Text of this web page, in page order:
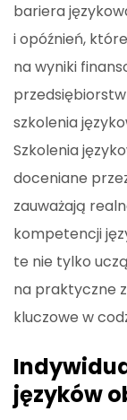
bariera
i opóźnień,
na wyniki
szkolenia
Szkolenia
doceniane
zauważają
kompetencji
te nie tylko
na praktyczne
kluczowe w
języków